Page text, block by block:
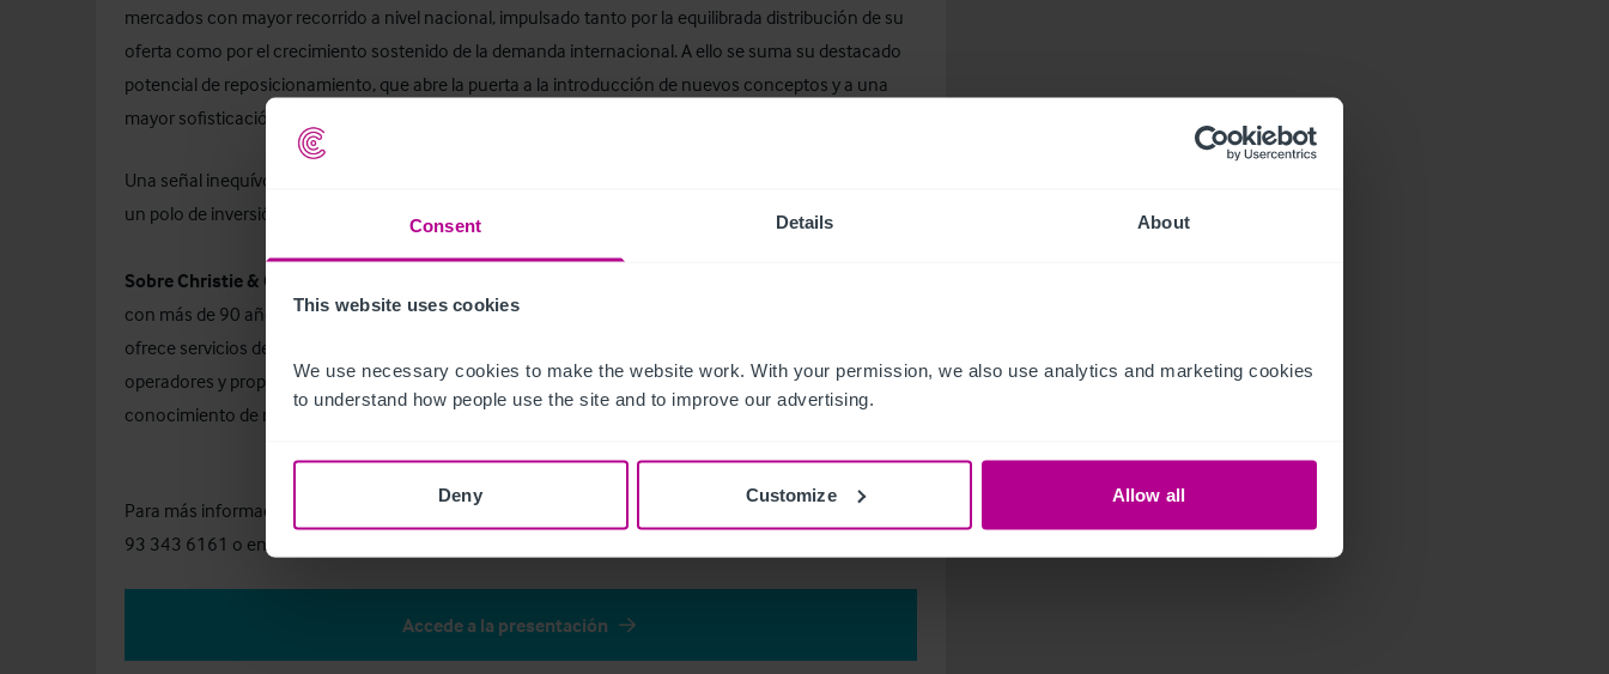
Consent Details About
This website uses cookies
We use necessary cookies to make the website work. With your permission, we also use analytics and marketing cookies
to understand how people use the site and to improve our advertising.
Deny Customize Allow all
mercados con mayor recorrido a nivel nacional, impulsado tanto por la equilibrada distribución de su
oferta como por el crecimiento sostenido de la demanda internacional. A ello se suma su destacado
potencial de reposicionamiento, que abre la puerta a la introducción de nuevos conceptos y a una
mayor sofisticación de la oferta hotelera.”
Una señal inequívoca de que la confianza del capital en Sevilla es sólida: la ciudad se consolida como
un polo de inversión hotelera de primer nivel europeo.
Sobre Christie & Co
con más de 90 años de trayectoria. Con presencia en los principales mercados europeos, la firma
ofrece servicios de transacción, intermediación, valoración y consultoría estratégica para inversores,
operadores y propietarios de activos hoteleros. En España y Portugal, el equipo local combina
conocimiento de mercado y red de contactos para liderar operaciones de referencia en el sector.
Para más información contacte con Rocío Montoya, Marketing Coordinator, Christie & Co en el +34
93 343 6161 o enviar un correo a:
Accede a la presentación